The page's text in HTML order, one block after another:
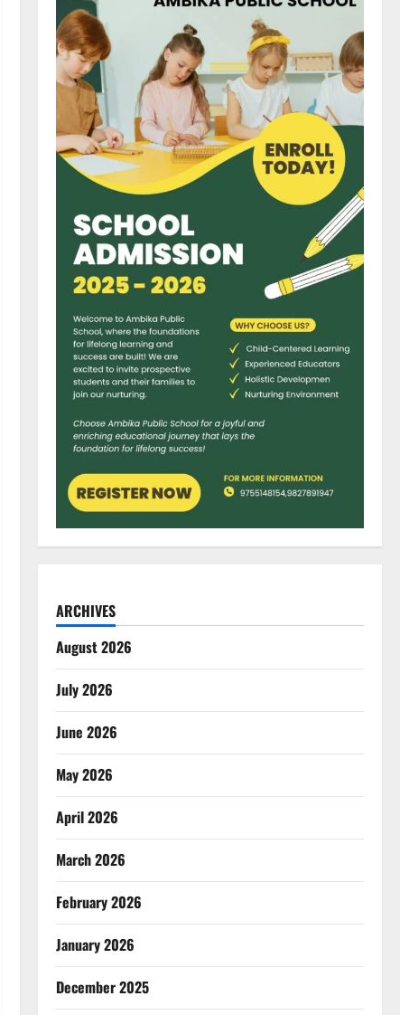
ARCHIVES
August 2026
July 2026
June 2026
May 2026
April 2026
March 2026
February 2026
January 2026
December 2025